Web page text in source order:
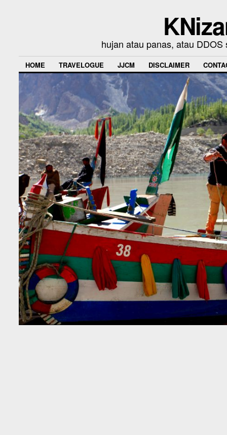
hujan atau panas, atau
HOME TRAVELOGUE JJCM DISCLAIMER